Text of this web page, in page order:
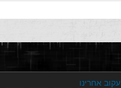
עקוב אחרינו